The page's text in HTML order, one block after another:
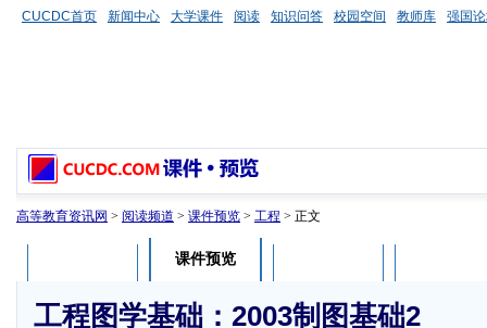
CUCDC首页 新闻中心 大学课件 阅读 知识问答 校园空间 教师库 强国
高等教育资讯网 > 阅读频道 > 课件预览 > 工程 > 正文
课件预览
工程图学基础：2003制图基础2